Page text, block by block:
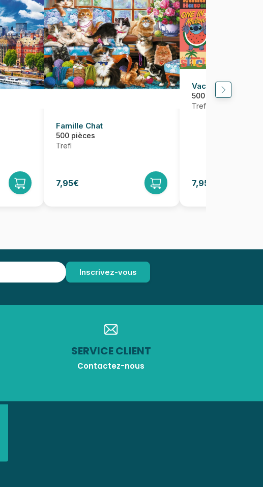
Famille Chat
500 pièces
Trefl
7,95€
Vacances avec
500 pièces
Trefl
7,95€
SERVICE CLIENT
Contactez-nous